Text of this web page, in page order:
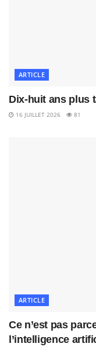
ARTICLE
Dix-huit ans plus
16 JUILLET 2026 81
ARTICLE
Ce n’est pas
l’intelligence